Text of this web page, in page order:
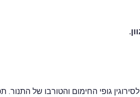
גופי החימום והטורבו של